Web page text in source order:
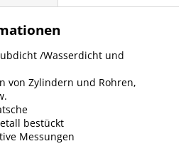
/Wasserdicht und
von Zylindern und Rohren,
bestückt
Messungen